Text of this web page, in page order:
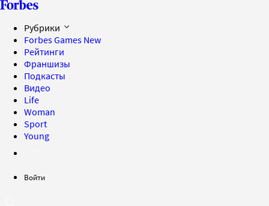
Рубрики
Forbes Games New
Рейтинги
Франшизы
Подкасты
Видео
Life
Woman
Sport
Young
Войти